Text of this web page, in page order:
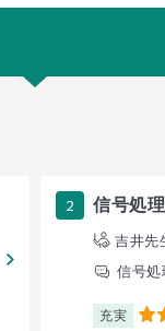
2 信号処
吉井先
信号処
充実 4